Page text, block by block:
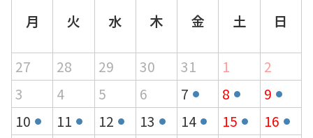
月 火 水 木 金 土 日
27 28 29 30 31 1
2
3
4 5 6 7 8
9
10
11 12 13 14 15
16